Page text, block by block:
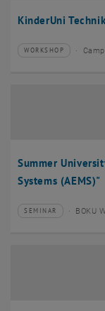
KinderUni
Veranstaltungstyp:
WORKSHOP
Veranstaltungsort:
Summer
Systems (AEMS)"
Veranstaltungstyp:
SEMINAR
Veranstaltungsort:BOKU